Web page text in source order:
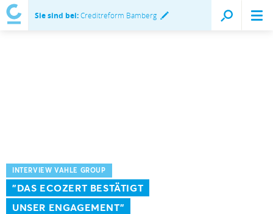
Sie sind bei:Creditreform Bamberg
INTERVIEW VAHLE GROUP
"DAS ECOZERT BESTÄTIGT
UNSER ENGAGEMENT"